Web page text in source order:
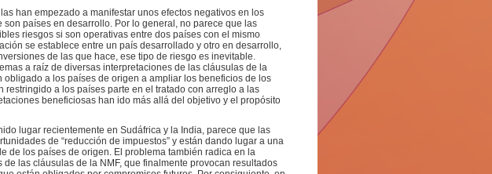
han empezado a manifestar unos efectos negativos en los
países en desarrollo. Por lo general, no parece que las
riesgos si son operativas entre dos países con el mismo
se establece entre un país desarrollado y otro en desarrollo,
de las que hace, ese tipo de riesgo es inevitable.
a raíz de diversas interpretaciones de las cláusulas de la
obligado a los países de origen a ampliar los beneficios de los
restringido a los países parte en el tratado con arreglo a las
beneficiosas han ido más allá del objetivo y el propósito
lugar recientemente en Sudáfrica y la India, parece que las
de “reducción de impuestos” y están dando lugar a una
de los países de origen. El problema también radica en la
las cláusulas de la NMF, que finalmente provocan resultados